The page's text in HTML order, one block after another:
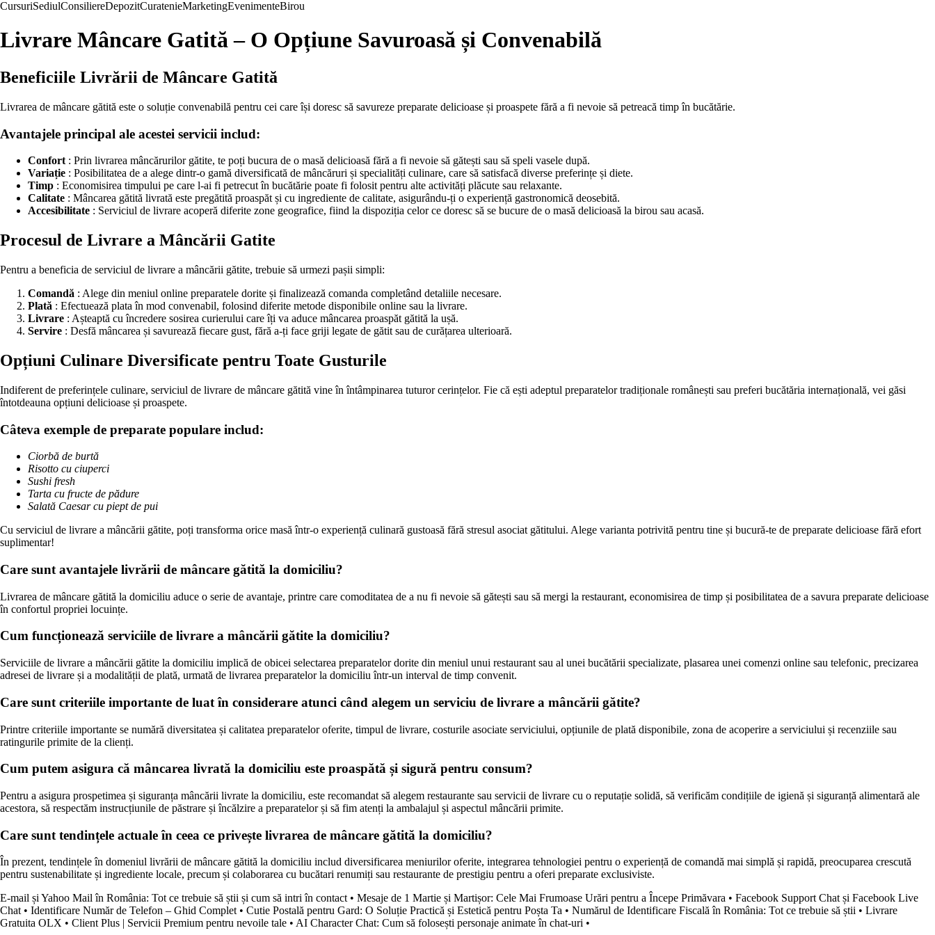
CursuriSediulConsiliereDepozitCuratenieMarketingEvenimenteBirou
Livrare Mâncare Gatită – O Opțiune Savuroasă și Convenabilă
Beneficiile Livrării de Mâncare Gatită
Livrarea de mâncare gătită este o soluție convenabilă pentru cei care își doresc să savureze preparate delicioase și proaspete fără a fi nevoie să petreacă timp în bucătărie.
Avantajele principal ale acestei servicii includ:
Confort : Prin livrarea mâncărurilor gătite, te poți bucura de o masă delicioasă fără a fi nevoie să gătești sau să speli vasele după.
Variație : Posibilitatea de a alege dintr-o gamă diversificată de mâncăruri și specialități culinare, care să satisfacă diverse preferințe și diete.
Timp : Economisirea timpului pe care l-ai fi petrecut în bucătărie poate fi folosit pentru alte activități plăcute sau relaxante.
Calitate : Mâncarea gătită livrată este pregătită proaspăt și cu ingrediente de calitate, asigurându-ți o experiență gastronomică deosebită.
Accesibilitate : Serviciul de livrare acoperă diferite zone geografice, fiind la dispoziția celor ce doresc să se bucure de o masă delicioasă la birou sau acasă.
Procesul de Livrare a Mâncării Gatite
Pentru a beneficia de serviciul de livrare a mâncării gătite, trebuie să urmezi pașii simpli:
Comandă : Alege din meniul online preparatele dorite și finalizează comanda completând detaliile necesare.
Plată : Efectuează plata în mod convenabil, folosind diferite metode disponibile online sau la livrare.
Livrare : Așteaptă cu încredere sosirea curierului care îți va aduce mâncarea proaspăt gătită la ușă.
Servire : Desfă mâncarea și savurează fiecare gust, fără a-ți face griji legate de gătit sau de curățarea ulterioară.
Opțiuni Culinare Diversificate pentru Toate Gusturile
Indiferent de preferințele culinare, serviciul de livrare de mâncare gătită vine în întâmpinarea tuturor cerințelor. Fie că ești adeptul preparatelor tradiționale românești sau preferi bucătăria internațională, vei găsi
întotdeauna opțiuni delicioase și proaspete.
Câteva exemple de preparate populare includ:
Ciorbă de burtă
Risotto cu ciuperci
Sushi fresh
Tarta cu fructe de pădure
Salată Caesar cu piept de pui
Cu serviciul de livrare a mâncării gătite, poți transforma orice masă într-o experiență culinară gustoasă fără stresul asociat gătitului. Alege varianta potrivită pentru tine și bucură-te de preparate delicioase fără efort
suplimentar!
Care sunt avantajele livrării de mâncare gătită la domiciliu?
Livrarea de mâncare gătită la domiciliu aduce o serie de avantaje, printre care comoditatea de a nu fi nevoie să gătești sau să mergi la restaurant, economisirea de timp și posibilitatea de a savura preparate delicioase
în confortul propriei locuințe.
Cum funcționează serviciile de livrare a mâncării gătite la domiciliu?
Serviciile de livrare a mâncării gătite la domiciliu implică de obicei selectarea preparatelor dorite din meniul unui restaurant sau al unei bucătării specializate, plasarea unei comenzi online sau telefonic, precizarea
adresei de livrare și a modalității de plată, urmată de livrarea preparatelor la domiciliu într-un interval de timp convenit.
Care sunt criteriile importante de luat în considerare atunci când alegem un serviciu de livrare a mâncării gătite?
Printre criteriile importante se numără diversitatea și calitatea preparatelor oferite, timpul de livrare, costurile asociate serviciului, opțiunile de plată disponibile, zona de acoperire a serviciului și recenziile sau
ratingurile primite de la clienți.
Cum putem asigura că mâncarea livrată la domiciliu este proaspătă și sigură pentru consum?
Pentru a asigura prospetimea și siguranța mâncării livrate la domiciliu, este recomandat să alegem restaurante sau servicii de livrare cu o reputație solidă, să verificăm condițiile de igienă și siguranță alimentară ale
acestora, să respectăm instrucțiunile de păstrare și încălzire a preparatelor și să fim atenți la ambalajul și aspectul mâncării primite.
Care sunt tendințele actuale în ceea ce privește livrarea de mâncare gătită la domiciliu?
În prezent, tendințele în domeniul livrării de mâncare gătită la domiciliu includ diversificarea meniurilor oferite, integrarea tehnologiei pentru o experiență de comandă mai simplă și rapidă, preocuparea crescută
pentru sustenabilitate și ingrediente locale, precum și colaborarea cu bucătari renumiți sau restaurante de prestigiu pentru a oferi preparate exclusiviste.
E-mail și Yahoo Mail în România: Tot ce trebuie să știi și cum să intri în contact• Mesaje de 1 Martie și Martișor: Cele Mai Frumoase Urări pentru a Începe Primăvara • Facebook Support Chat și Facebook Live
Chat• Identificare Număr de Telefon – Ghid Complet• Cutie Postală pentru Gard: O Soluție Practică și Estetică pentru Poșta Ta • Numărul de Identificare Fiscală în România: Tot ce trebuie să știi • Livrare
Gratuita OLX • Client Plus | Servicii Premium pentru nevoile tale • AI Character Chat: Cum să folosești personaje animate în chat-uri •